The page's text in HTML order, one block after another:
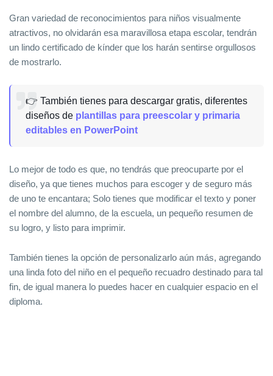
Gran variedad de reconocimientos para niños visualmente
atractivos, no olvidarán esa maravillosa etapa escolar, tendrán
un lindo certificado de kínder que los harán sentirse orgullosos
de mostrarlo.
👉 También tienes para descargar gratis, diferentes
diseños de plantillas para preescolar y primaria
editables en PowerPoint
Lo mejor de todo es que, no tendrás que preocuparte por el
diseño, ya que tienes muchos para escoger y de seguro más
de uno te encantara; Solo tienes que modificar el texto y poner
el nombre del alumno, de la escuela, un pequeño resumen de
su logro, y listo para imprimir.
También tienes la opción de personalizarlo aún más, agregando
una linda foto del niño en el pequeño recuadro destinado para tal
fin, de igual manera lo puedes hacer en cualquier espacio en el
diploma.